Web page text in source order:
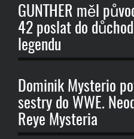
GUNTHER měl
42 poslat do
legendu
Dominik Mysterio
sestry do WWE.
Reye Mysteria